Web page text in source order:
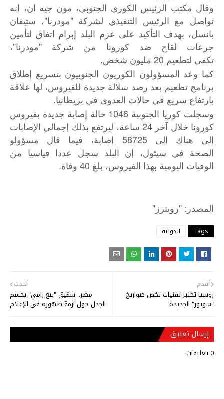
وقال مكتب الرئيس الكوري الجنوبي، مون جيه إن، إنه
تواصل مع الرئيس التنفيذي لشركة "مودرنا"، ستيفان
بانسل، بهدف التأكيد على عزم البلد إبرام اتفاق لتأمين
جرعات لقاح ضد كورونا من شركة "مودرنا"،
تكفي لتطعيم 20 مليون شخص.
كما وعد المسؤولون الكوريون الجنوبيون بتسريع إطلاق
برنامج تطعيم بعد رصد سلالة جديدة للفيروس، لها علاقة
بارتفاع سريع في حالات العدوى في بريطانيا.
وسجلت كوريا الجنوبية 1046 حالة إصابة جديدة بفيروس
كورونا خلال آخر 24 ساعة، ليرتفع بذلك إجمالي الإصابات
إلى هناك إلى 58725 إصابة، فيما قال مسؤولو
الصحة في سيئول، إن البلد سجل عددا قياسيا من
الوفيات اليومية بهذا الفيروس، بلغ 40 وفاة.
المصدر : "رويترز "
Tags الدولية
أحدث
مصر.. شقيق "بيغ رامي" يحسم
الجدل حول أزمة ظهوره في الإعلام
أقدم
روسيا تختبر تقنيات تخص صواريخ
"سويوز" الجديدة
إرسال تعليق
0 تعليقات